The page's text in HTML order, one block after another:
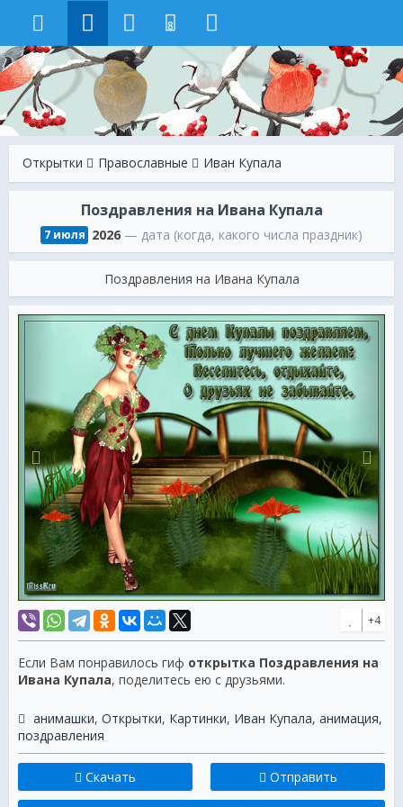
8
Открытки Православные Иван Купала
Поздравления на Ивана Купала
7 июля 2026 — дата (когда, какого числа праздник)
Поздравления на Ивана Купала
+4
Если Вам понравилось гиф открытка Поздравления на
Ивана Купала, поделитесь ею с друзьями.
анимашки, Открытки, Картинки, Иван Купала, анимация,
поздравления
Скачать Отправить